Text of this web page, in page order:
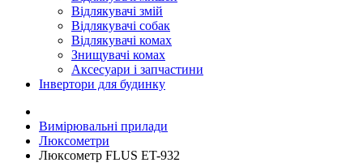
Відлякувачі змій
Відлякувачі собак
Відлякувачі комах
Знищувачі комах
Аксесуари і запчастини
Інвертори для будинку
Вимірювальні прилади
Люксометри
Люксометр FLUS ET-932